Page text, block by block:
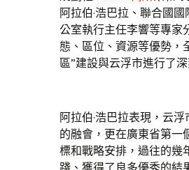
阿拉伯·浩巴拉、聯合國
公室執行主任李響等專家
態、區位、資源等優勢，
區”建設與云浮市進行了深
阿拉伯·浩巴拉表現，云
的融會，更在廣東省第一
標和戰略安排，過往的幾
踐、獲得了良多優秀的結